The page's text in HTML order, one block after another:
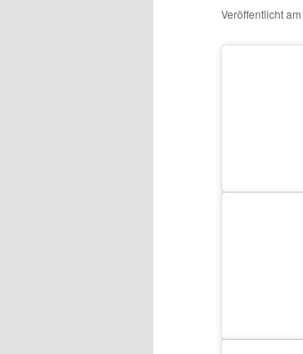
Veröffentlicht am